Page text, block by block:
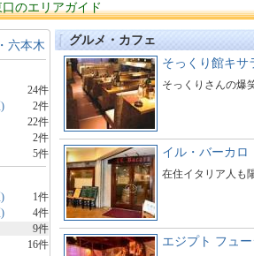
のエリアガイド
六本木
24件
2件
22件
2件
5件
1件
4件
9件
16件
グルメ・カフェ
そっくり館キサ
そっくりさんの爆
イル・バーカロ
在住イタリア人も
エジプト フュ